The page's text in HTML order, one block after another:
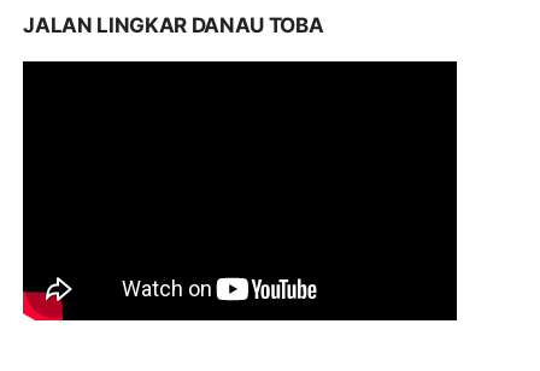
JALAN LINGKAR DANAU TOBA